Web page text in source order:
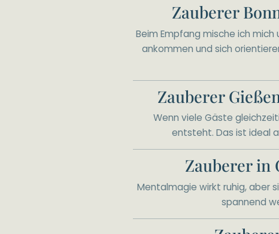
Zauberer
Beim Empfang mische ich
ankommen und sich
Zauberer
Wenn viele Gäste
entsteht. Das ist ideal
Zauberer in
Mentalmagie wirkt ruhig, aber
spannend